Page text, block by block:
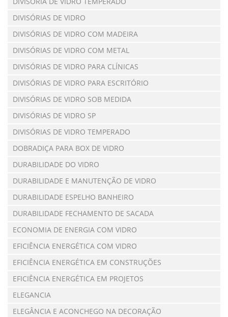
DIVISÓRIAS DE VIDRO
DIVISÓRIAS DE VIDRO COM MADEIRA
DIVISÓRIAS DE VIDRO COM METAL
DIVISÓRIAS DE VIDRO PARA CLÍNICAS
DIVISÓRIAS DE VIDRO PARA ESCRITÓRIO
DIVISÓRIAS DE VIDRO SOB MEDIDA
DIVISÓRIAS DE VIDRO SP
DIVISÓRIAS DE VIDRO TEMPERADO
DOBRADIÇA PARA BOX DE VIDRO
DURABILIDADE DO VIDRO
DURABILIDADE E MANUTENÇÃO DE VIDRO
DURABILIDADE ESPELHO BANHEIRO
DURABILIDADE FECHAMENTO DE SACADA
ECONOMIA DE ENERGIA COM VIDRO
EFICIÊNCIA ENERGÉTICA COM VIDRO
EFICIÊNCIA ENERGÉTICA EM CONSTRUÇÕES
EFICIÊNCIA ENERGÉTICA EM PROJETOS
ELEGANCIA
ELEGÂNCIA E ACONCHEGO NA DECORAÇÃO